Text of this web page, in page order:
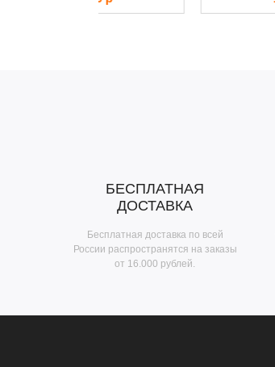
БЕСПЛАТНАЯ
ДОСТАВКА
Бесплатная доставка по всей
России распространятся на заказы
от 16.000 рублей.